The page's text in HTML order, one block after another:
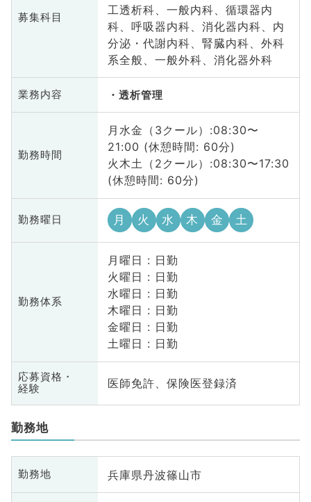
募集科目
工透析科、一般内科、循環器内
科、呼吸器内科、消化器内科、内
分泌・代謝内科、腎臓内科、外科
系全般、一般外科、消化器外科
業務内容 透析管理
勤務時間
月水金（3クール）:08:30〜
21:00 (休憩時間: 60分)
火木土（2クール）:08:30〜17:30
(休憩時間: 60分)
勤務曜日 月 火 水 木 金 土
勤務体系
月曜日 : 日勤
火曜日 : 日勤
水曜日 : 日勤
木曜日 : 日勤
金曜日 : 日勤
土曜日 : 日勤
応募資格・
経験
医師免許、保険医登録済
勤務地
勤務地 兵庫県丹波篠山市